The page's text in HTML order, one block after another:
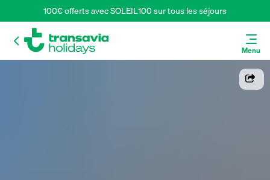
100€ offerts avec SOLEIL100 sur tous les séjours
Menu